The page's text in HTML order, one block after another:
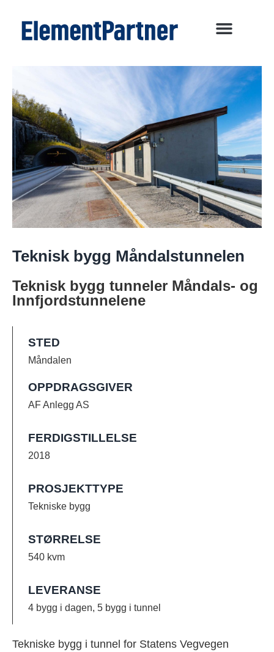
Teknisk bygg Måndalstunnelen
Teknisk bygg tunneler Måndals- og
Innfjordstunnelene
Tekniske bygg i tunnel for Statens Vegvegen
STED
Måndalen
OPPDRAGSGIVER
AF Anlegg AS
FERDIGSTILLELSE
2018
PROSJEKTTYPE
Tekniske bygg
STØRRELSE
540 kvm
LEVERANSE
4 bygg i dagen, 5 bygg i tunnel